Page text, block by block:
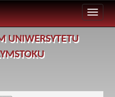
UNIWERSYTETU